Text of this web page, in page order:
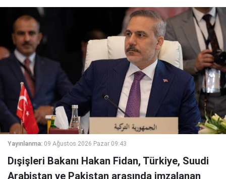
Yayınlanma: 09 Ağustos 2026 Pazar 09:43
Dışişleri Bakanı Hakan Fidan, Türkiye, Suudi
Arabistan ve Pakistan arasında imzalanan